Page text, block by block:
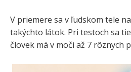
V priemere sa v ľudskom tele
takýchto látok. Pri testoch sa
človek má v moči až 7 rôznych